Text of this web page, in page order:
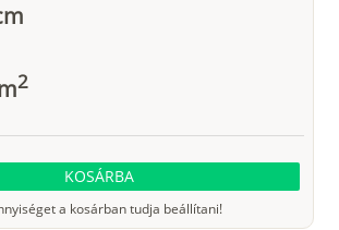
2
KOSÁRBA
a kosárban tudja beállítani!